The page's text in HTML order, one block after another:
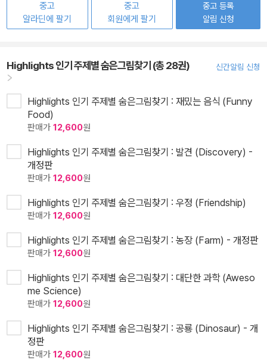
중고
알라딘에 팔기
중고
회원에게 팔기
중고 등록
알림 신청
Highlights 인기 주제별 숨은그림찾기 (총 28권) 신간알림 신청
Highlights 인기 주제별 숨은그림찾기 : 재밌는 음식 (Funny
Food)
판매가 12,600원
Highlights 인기 주제별 숨은그림찾기 : 발견 (Discovery) -
개정판
판매가 12,600원
Highlights 인기 주제별 숨은그림찾기 : 우정 (Friendship)
판매가 12,600원
Highlights 인기 주제별 숨은그림찾기 : 농장 (Farm) - 개정판
판매가 12,600원
Highlights 인기 주제별 숨은그림찾기 : 대단한 과학 (Aweso
me Science)
판매가 12,600원
Highlights 인기 주제별 숨은그림찾기 : 공룡 (Dinosaur) - 개
정판
판매가 12,600원